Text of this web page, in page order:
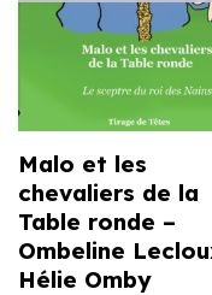
Malo et les
chevaliers de la
Table ronde –
Ombeline
Hélie Omby